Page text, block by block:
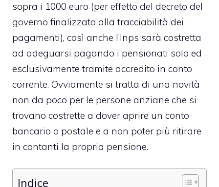
sopra i 1000 euro (per effetto del decreto del
governo finalizzato alla tracciabilità dei
pagamenti), così anche l’Inps sarà costretta
ad adeguarsi pagando i pensionati solo ed
esclusivamente tramite accredito in conto
corrente. Ovviamente si tratta di una novità
non da poco per le persone anziane che si
trovano costrette a dover aprire un conto
bancario o postale e a non poter più ritirare
in contanti la propria pensione.
Indice